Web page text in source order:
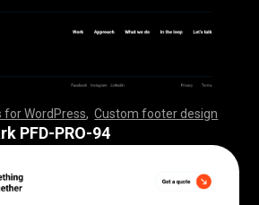
for WordPress ,Custom footer design
,,,,,,,,,,,,,,,, ,,,,,,,,,,,,,,,,,,,,,,,,
,,,,,,,,,,,,,,,, ,,,,,,,,,,,,,,,,,,,,,,,,
PFD-PRO-94